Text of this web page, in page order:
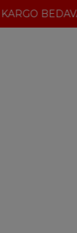
BEDAVA